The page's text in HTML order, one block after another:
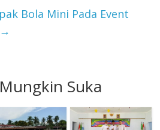
Bola Mini Pada Event
→
Suka